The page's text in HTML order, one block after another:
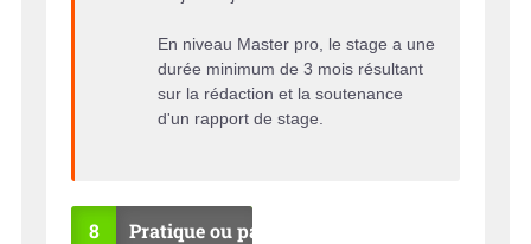
En niveau Master pro, le stage a une
durée minimum de 3 mois résultant
sur la rédaction et la soutenance
d'un rapport de stage.
8 Pratique ou pas ?